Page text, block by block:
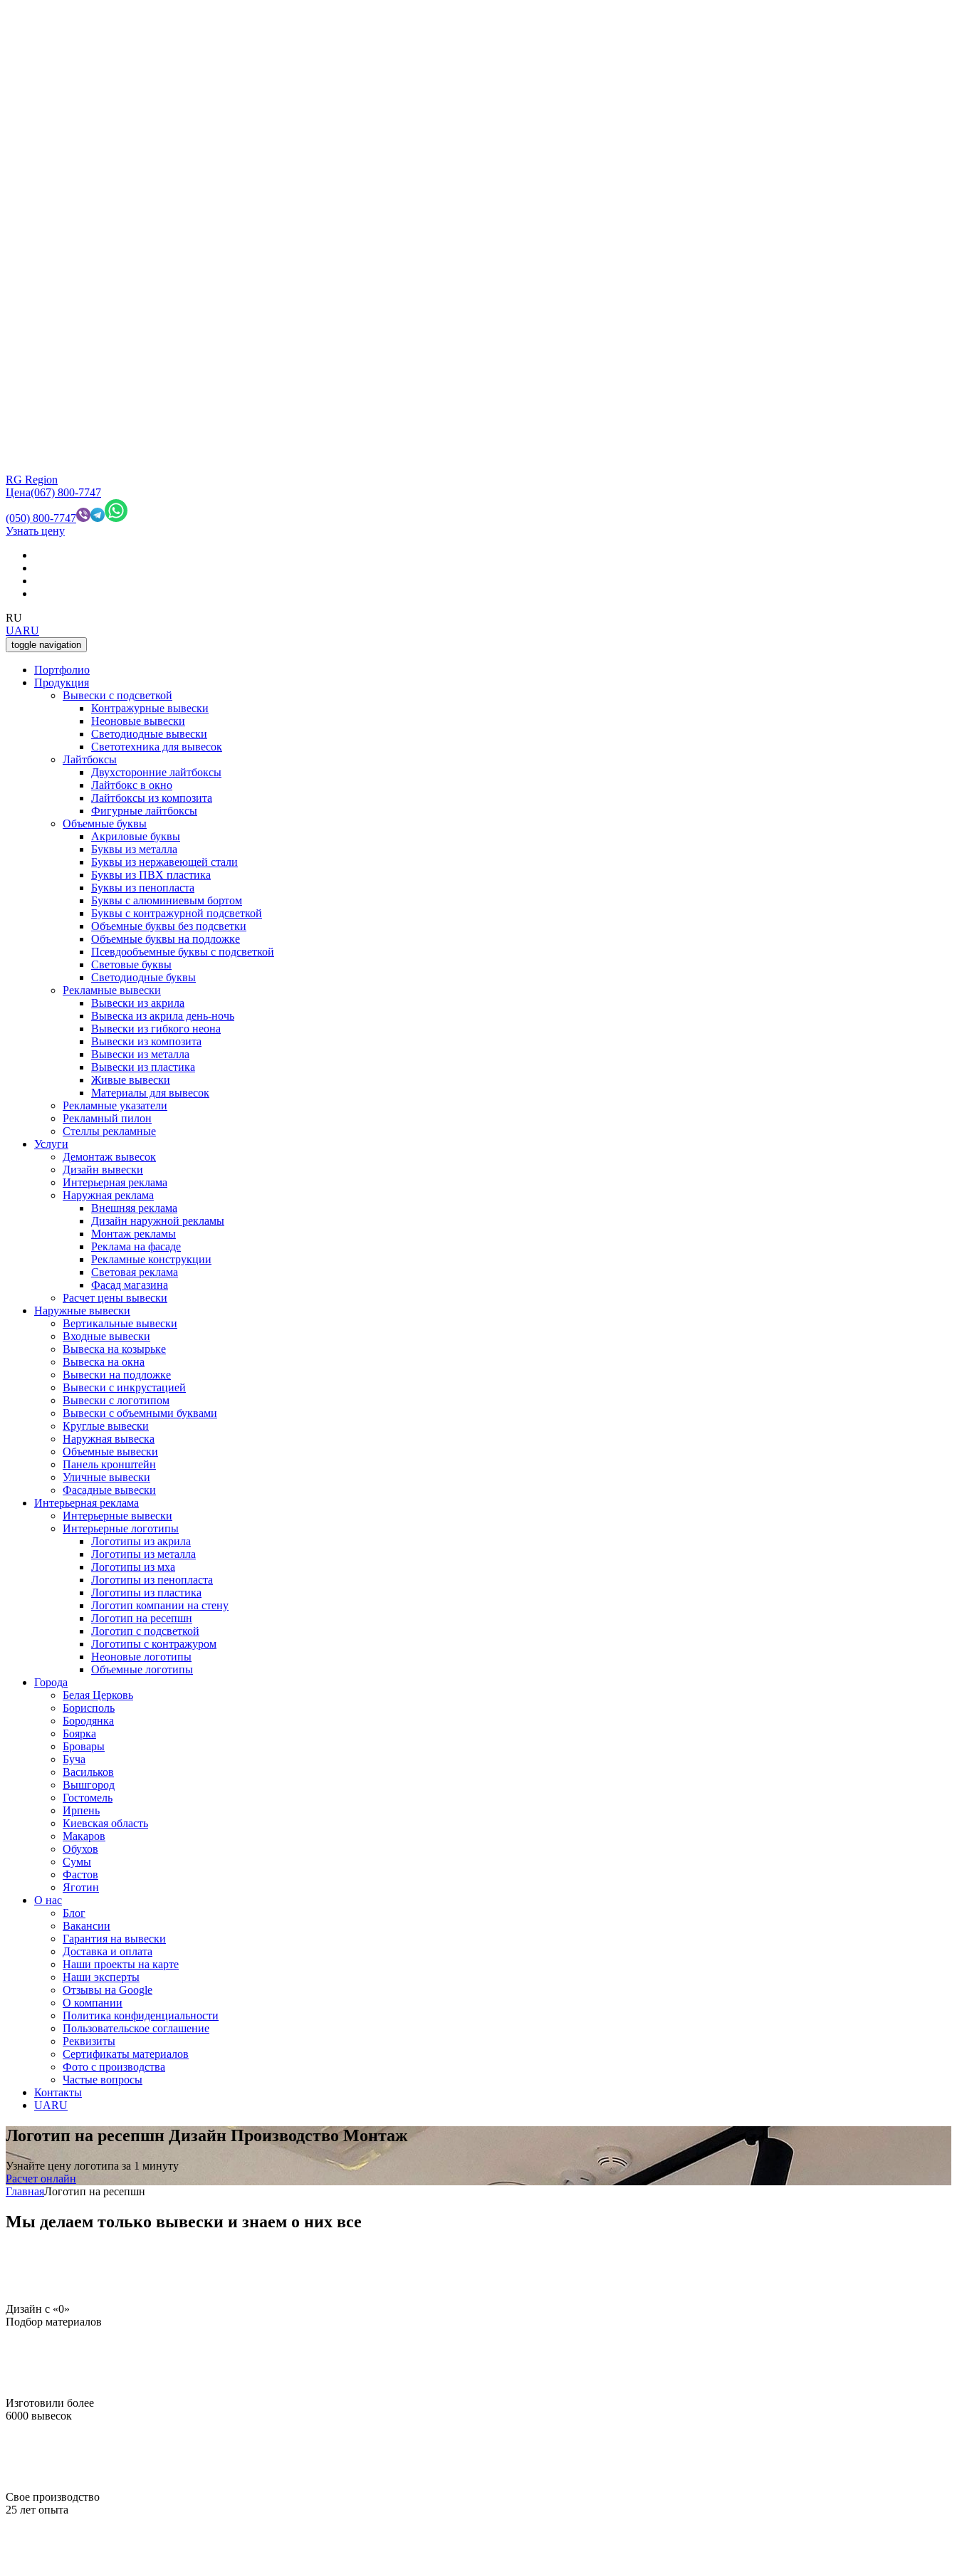
RG Region
Цена(067) 800-7747
(050) 800-7747
Узнать цену
RU
UARU
toggle navigation
Портфолио
Продукция
Вывески с подсветкой
Контражурные вывески
Неоновые вывески
Светодиодные вывески
Светотехника для вывесок
Лайтбоксы
Двухсторонние лайтбоксы
Лайтбокс в окно
Лайтбоксы из композита
Фигурные лайтбоксы
Объемные буквы
Акриловые буквы
Буквы из металла
Буквы из нержавеющей стали
Буквы из ПВХ пластика
Буквы из пенопласта
Буквы с алюминиевым бортом
Буквы с контражурной подсветкой
Объемные буквы без подсветки
Объемные буквы на подложке
Псевдообъемные буквы с подсветкой
Световые буквы
Светодиодные буквы
Рекламные вывески
Вывески из акрила
Вывеска из акрила день-ночь
Вывески из гибкого неона
Вывески из композита
Вывески из металла
Вывески из пластика
Живые вывески
Материалы для вывесок
Рекламные указатели
Рекламный пилон
Стеллы рекламные
Услуги
Демонтаж вывесок
Дизайн вывески
Интерьерная реклама
Наружная реклама
Внешняя реклама
Дизайн наружной рекламы
Монтаж рекламы
Реклама на фасаде
Рекламные конструкции
Световая реклама
Фасад магазина
Расчет цены вывески
Наружные вывески
Вертикальные вывески
Входные вывески
Вывеска на козырьке
Вывеска на окна
Вывески на подложке
Вывески с инкрустацией
Вывески с логотипом
Вывески с объемными буквами
Круглые вывески
Наружная вывеска
Объемные вывески
Панель кронштейн
Уличные вывески
Фасадные вывески
Интерьерная реклама
Интерьерные вывески
Интерьерные логотипы
Логотипы из акрила
Логотипы из металла
Логотипы из мха
Логотипы из пенопласта
Логотипы из пластика
Логотип компании на стену
Логотип на ресепшн
Логотип с подсветкой
Логотипы с контражуром
Неоновые логотипы
Объемные логотипы
Города
Белая Церковь
Борисполь
Бородянка
Боярка
Бровары
Буча
Васильков
Вышгород
Гостомель
Ирпень
Киевская область
Макаров
Обухов
Сумы
Фастов
Яготин
О нас
Блог
Вакансии
Гарантия на вывески
Доставка и оплата
Наши проекты на карте
Наши эксперты
Отзывы на Google
О компании
Политика конфиденциальности
Пользовательское соглашение
Реквизиты
Сертификаты материалов
Фото с производства
Частые вопросы
Контакты
UARU
Логотип на ресепшн Дизайн Производство Монтаж
Узнайте цену логотипа за 1 минуту
Расчет онлайн
ГлавнаяЛоготип на ресепшн
Мы делаем только вывески и знаем о них все
Дизайн c «0»
Подбор материалов
Изготовили более
6000 вывесок
Свое производство
25 лет опыта